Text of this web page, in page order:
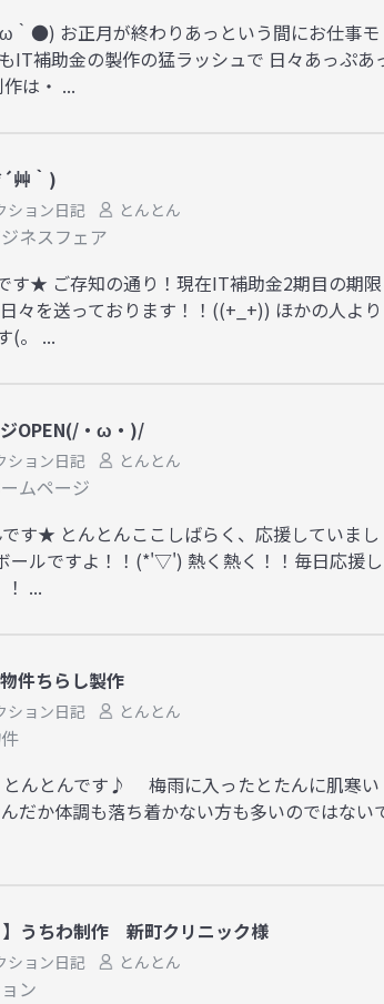
●) お正月が終わりあっという間にお仕事モ
IT補助金の製作の猛ラッシュで 日々あっぷあ
は・ ...
艸｀)
ション日記 とんとん
ネスフェア
す★ ご存知の通り！現在IT補助金2期目の期限
々を送っております！！((+_+)) ほかの人より
(。 ...
OPEN(/・ω・)/
ション日記 とんとん
ムページ
す★ とんとんここしばらく、応援していまし
ールですよ！！(*'▽') 熱く熱く！！毎日応援し
...
件ちらし製作
ション日記 とんとん
んとんです♪ 梅雨に入ったとたんに肌寒い
だか体調も落ち着かない方も多いのではない
うちわ制作 新町クリニック様
ション日記 とんとん
ン